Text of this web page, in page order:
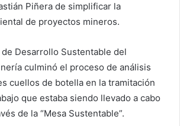
Piñera de simplificar la
de proyectos mineros.
Desarrollo Sustentable del
culminó el proceso de análisis
cuellos de botella en la tramitación
que estaba siendo llevado a cabo
de la “Mesa Sustentable”.